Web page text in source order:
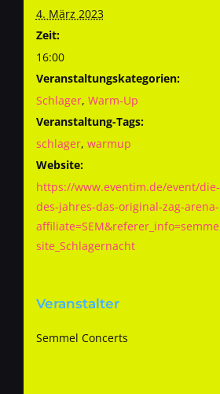
4. März 2023
Zeit:
16:00
Veranstaltungskategorien:
Schlager, Warm-Up
Veranstaltung-Tags:
schlager, warmup
Website:
https://www.eventim.de/event/
des-jahres-das-original-zag-arena-
site_Schlagernacht
Veranstalter
Semmel Concerts